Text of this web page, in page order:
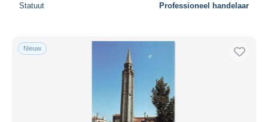
Statuut Professioneel handelaar
Nieuw